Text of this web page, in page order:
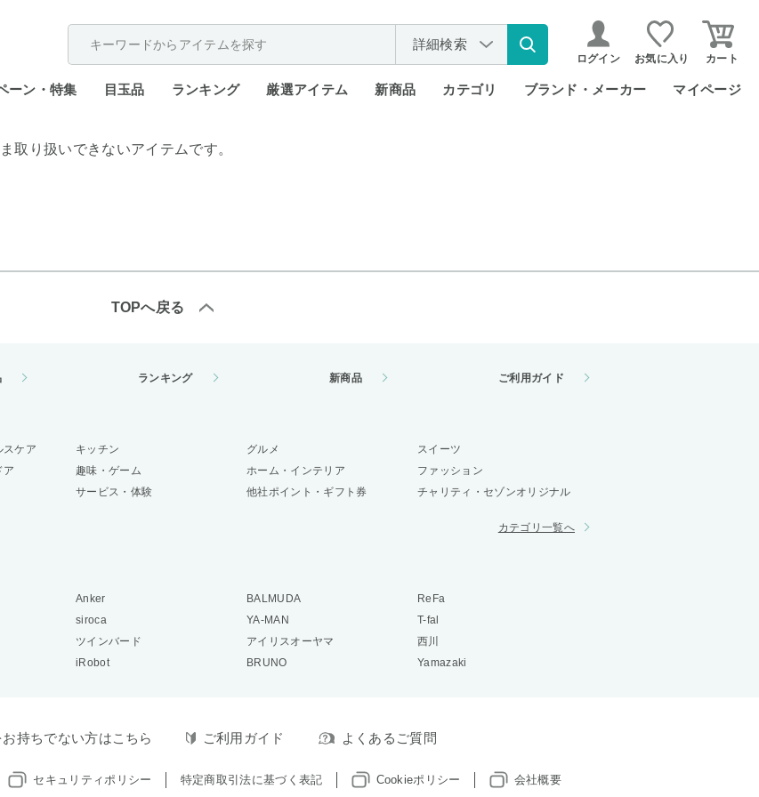
詳細検索
ログイン お気に入り カート
ーン・特集 目玉品 ランキング 厳選アイテム 新商品 カテゴリ ブランド・メーカー マイページ
取り扱いできないアイテムです。
TOPへ戻る
ランキング 新商品 ご利用ガイド
スケア キッチン グルメ
スイーツ
ア 趣味・ゲーム ホーム・インテリア
ファッション
サービス・体験 他社ポイント・ギフト券 チャリティ・セゾンオリジナル
カテゴリ一覧へ
Anker BALMUDA
ReFa
siroca YA-MAN
T-fal
ツインバード アイリスオーヤマ
西川
iRobot BRUNO Yamazaki
持ちでない方はこちら ご利用ガイド よくあるご質問
セキュリティポリシー 特定商取引法に基づく表記 Cookieポリシー 会社概要